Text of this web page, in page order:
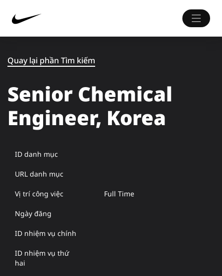
Quay lại phần Tìm kiếm
Senior Chemical
Engineer, Korea
ID danh mục
URL danh mục
Vị trí công việc Full Time
Ngày đăng
ID nhiệm vụ chính
ID nhiệm vụ thứ
hai